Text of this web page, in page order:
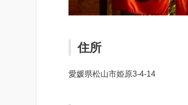
住所
愛媛県松山市姫原3-4-14